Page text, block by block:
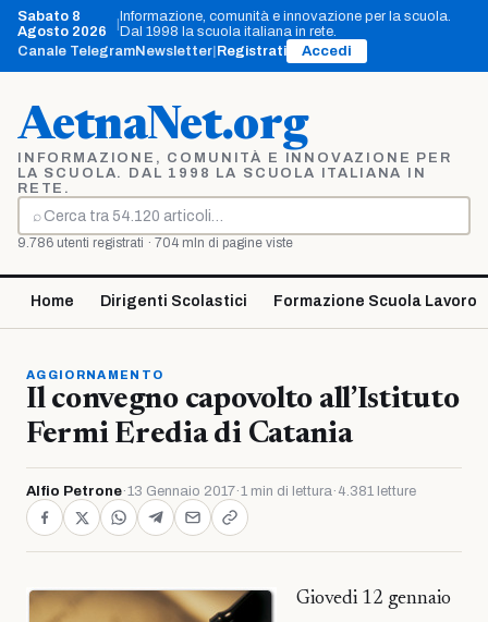
Vai
contenuto
Sabato 8
Agosto 2026
Informazione, comunità e innovazione per la scuola.
Dal 1998 la scuola italiana in rete.
Canale TelegramNewsletter Registrati Accedi
AetnaNet.org
INFORMAZIONE, COMUNITÀ E INNOVAZIONE PER
LA SCUOLA. DAL 1998 LA SCUOLA ITALIANA IN
RETE.
⌕
Cerca
9.786 utenti registrati · 704 mln di pagine viste
Home Dirigenti Scolastici Formazione Scuola Lavoro
AGGIORNAMENTO
Il convegno capovolto all’Istituto
Fermi Eredia di Catania
Alfio Petrone·13 Gennaio 2017·1 min di lettura· 4.381 letture
Giovedi 12 gennaio